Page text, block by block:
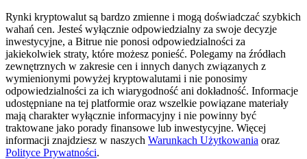
Pożyczki
Usługa pożyczek wspieranych kryptowalutami
Rynki kryptowalut są bardzo zmienne i mogą doświadczać szybkich
wahań cen. Jesteś wyłącznie odpowiedzialny za swoje decyzje
inwestycyjne, a Bitrue nie ponosi odpowiedzialności za
jakiekolwiek straty, które możesz ponieść. Polegamy na źródłach
zewnętrznych w zakresie cen i innych danych związanych z
wymienionymi powyżej kryptowalutami i nie ponosimy
odpowiedzialności za ich wiarygodność ani dokładność. Informacje
udostępniane na tej platformie oraz wszelkie powiązane materiały
mają charakter wyłącznie informacyjny i nie powinny być
traktowane jako porady finansowe lub inwestycyjne. Więcej
informacji znajdziesz w naszych Warunkach Użytkowania oraz
Polityce Prywatności.